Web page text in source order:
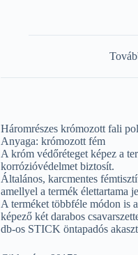
Háromrészes krómozott fali
Anyaga: krómozott fém
A króm védőréteget képez a
korrózióvédelmet biztosít.
Általános, karcmentes
amellyel a termék élettartama
A terméket többféle módon is
képező két darabos
db-os STICK öntapadós